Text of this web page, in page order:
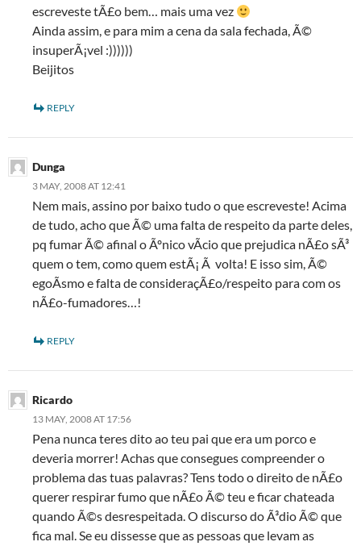
escreveste tÃ£o bem… mais uma vez
Ainda assim, e para mim a cena da sala fechada, Ã©
insuperÃ¡vel :))))))
Beijitos
REPLY
Dunga
3 MAY, 2008 AT 12:41
Nem mais, assino por baixo tudo o que escreveste! Acima
de tudo, acho que Ã© uma falta de respeito da parte deles,
pq fumar Ã© afinal o Ãºnico vÃ­cio que prejudica nÃ£o sÃ³
quem o tem, como quem estÃ¡ Ã volta! E isso sim, Ã©
egoÃ­smo e falta de consideraçÃ£o/respeito para com os
nÃ£o-fumadores…!
REPLY
Ricardo
13 MAY, 2008 AT 17:56
Pena nunca teres dito ao teu pai que era um porco e
deveria morrer! Achas que consegues compreender o
problema das tuas palavras? Tens todo o direito de nÃ£o
querer respirar fumo que nÃ£o Ã© teu e ficar chateada
quando Ã©s desrespeitada. O discurso do Ã³dio Ã© que
fica mal. Se eu dissesse que as pessoas que levam as